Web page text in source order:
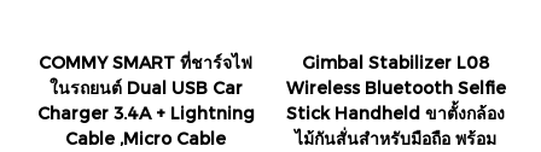
COMMY SMART ที่ชาร์จไฟ
ในรถยนต์ Dual USB Car
Charger 3.4A + Lightning
Cable ,Micro Cable
Gimbal Stabilizer L08
Wireless Bluetooth Selfie
Stick Handheld ขาตั้งกล้อง
ไม้กันสั่นสำหรับมือถือ พร้อม